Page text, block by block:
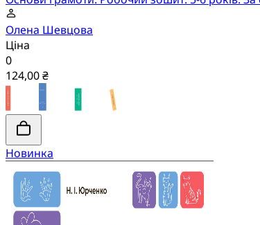
Олена Шевцова
Ціна
0
124,00 ₴
Новинка